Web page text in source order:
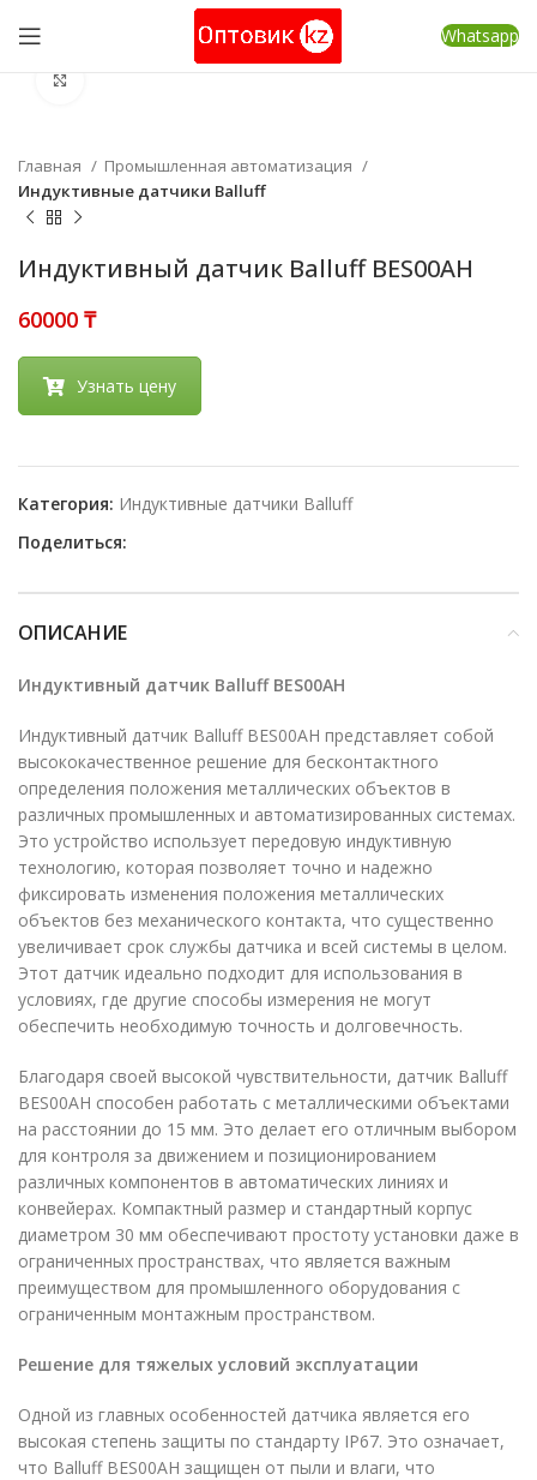
Whatsapp
Главная
Промышленная автоматизация
Индуктивные датчики Balluff
Индуктивный датчик Balluff BES00AH
₸
Узнать цену
Категория: Индуктивные датчики Balluff
Поделиться:
ОПИСАНИЕ
Индуктивный датчик Balluff BES00AH
Индуктивный датчик Balluff BES00AH представляет собой
высококачественное решение для бесконтактного
определения положения металлических объектов в
различных промышленных и автоматизированных системах.
Это устройство использует передовую индуктивную
технологию, которая позволяет точно и надежно
фиксировать изменения положения металлических
объектов без механического контакта, что существенно
увеличивает срок службы датчика и всей системы в целом.
Этот датчик идеально подходит для использования в
условиях, где другие способы измерения не могут
обеспечить необходимую точность и долговечность.
Благодаря своей высокой чувствительности, датчик Balluff
BES00AH способен работать с металлическими объектами
на расстоянии до 15 мм. Это делает его отличным выбором
для контроля за движением и позиционированием
различных компонентов в автоматических линиях и
конвейерах. Компактный размер и стандартный корпус
диаметром 30 мм обеспечивают простоту установки даже в
ограниченных пространствах, что является важным
преимуществом для промышленного оборудования с
ограниченным монтажным пространством.
Решение для тяжелых условий эксплуатации
Одной из главных особенностей датчика является его
высокая степень защиты по стандарту IP67. Это означает,
что Balluff BES00AH защищен от пыли и влаги, что